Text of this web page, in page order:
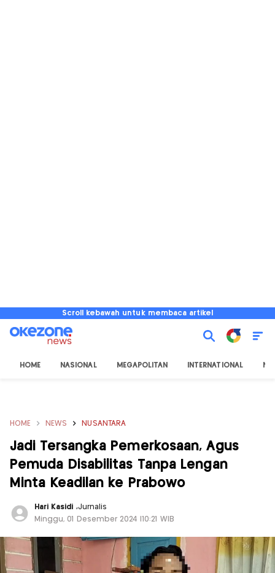
Scroll kebawah untuk membaca artikel
HOME NASIONAL MEGAPOLITAN INTERNATIONAL
HOME NEWS NUSANTARA
Jadi Tersangka Pemerkosaan, Agus
Pemuda Disabilitas Tanpa Lengan
Minta Keadilan ke Prabowo
Hari Kasidi ,Jurnalis
Minggu, 01 Desember 2024 |10:21 WIB